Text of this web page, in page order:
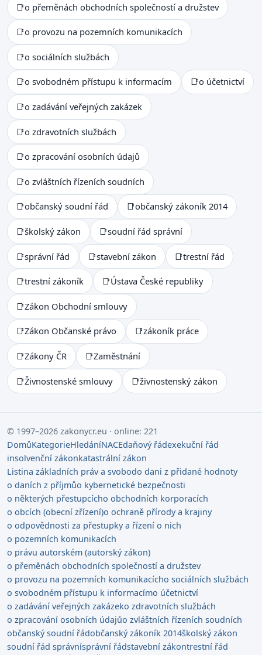
📑o přeměnách obchodních společností a družstev
📑o provozu na pozemních komunikacích
📑o sociálních službách
📑o svobodném přístupu k informacím 📑o účetnictví
📑o zadávání veřejných zakázek
📑o zdravotních službách
📑o zpracování osobních údajů
📑o zvláštních řízeních soudních
📑občanský soudní řád 📑občanský zákoník 2014
📑školský zákon 📑soudní řád správní
📑správní řád 📑stavební zákon 📑trestní řád
📑trestní zákoník 📑Ústava České republiky
📑Zákon Obchodní smlouvy
📑Zákon Občanské právo 📑zákoník práce
📑Zákony ČR 📑Zaměstnání
📑Živnostenské smlouvy 📑živnostenský zákon
© 1997–2026 zakonycr.eu · online: 221
DomůKategorieHledáníNACEdaňový řádexekuční řád
insolvenční zákonkatastrální zákon
Listina základních práv a svobodo dani z přidané hodnoty
o daních z příjmůo kybernetické bezpečnosti
o některých přestupcícho obchodních korporacích
o obcích (obecní zřízení)o ochraně přírody a krajiny
o odpovědnosti za přestupky a řízení o nich
o pozemních komunikacích
o právu autorském (autorský zákon)
o přeměnách obchodních společností a družstev
o provozu na pozemních komunikacícho sociálních službách
o svobodném přístupu k informacímo účetnictví
o zadávání veřejných zakázeko zdravotních službách
o zpracování osobních údajůo zvláštních řízeních soudních
občanský soudní řádobčanský zákoník 2014školský zákon
soudní řád správnísprávní řádstavební zákontrestní řád